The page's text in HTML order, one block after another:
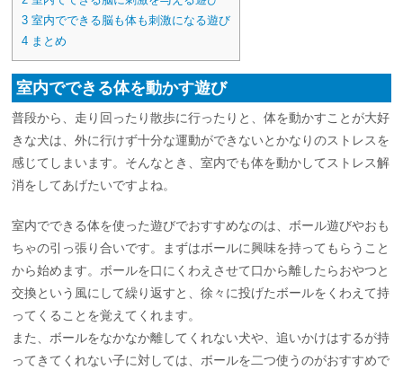
3 室内でできる脳も体も刺激になる遊び
4 まとめ
室内でできる体を動かす遊び
普段から、走り回ったり散歩に行ったりと、体を動かすことが大好
きな犬は、外に行けず十分な運動ができないとかなりのストレスを
感じてしまいます。そんなとき、室内でも体を動かしてストレス解
消をしてあげたいですよね。
室内でできる体を使った遊びでおすすめなのは、ボール遊びやおも
ちゃの引っ張り合いです。まずはボールに興味を持ってもらうこと
から始めます。ボールを口にくわえさせて口から離したらおやつと
交換という風にして繰り返すと、徐々に投げたボールをくわえて持
ってくることを覚えてくれます。
また、ボールをなかなか離してくれない犬や、追いかけはするが持
ってきてくれない子に対しては、ボールを二つ使うのがおすすめで